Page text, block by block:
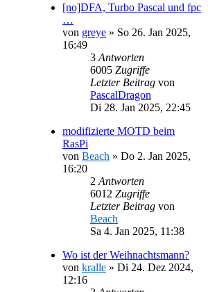
[no]DFA, Turbo Pascal und fpc
…
von greye » So 26. Jan 2025,
16:49
3 Antworten
6005 Zugriffe
Letzter Beitrag von
PascalDragon
Di 28. Jan 2025, 22:45
modifizierte MOTD beim
RasPi
von Beach » Do 2. Jan 2025,
16:20
2 Antworten
6012 Zugriffe
Letzter Beitrag von
Beach
Sa 4. Jan 2025, 11:38
Wo ist der Weihnachtsmann?
von kralle » Di 24. Dez 2024,
12:16